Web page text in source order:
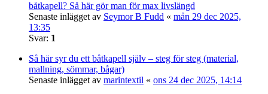
båtkapell? Så här gör man för max livslängd
Senaste inlägget av Seymor B Fudd « mån 29 dec 2025,
13:35
Svar: 1
Så här syr du ett båtkapell själv – steg för steg (material,
mallning, sömmar, bågar)
Senaste inlägget av marintextil « ons 24 dec 2025, 14:14